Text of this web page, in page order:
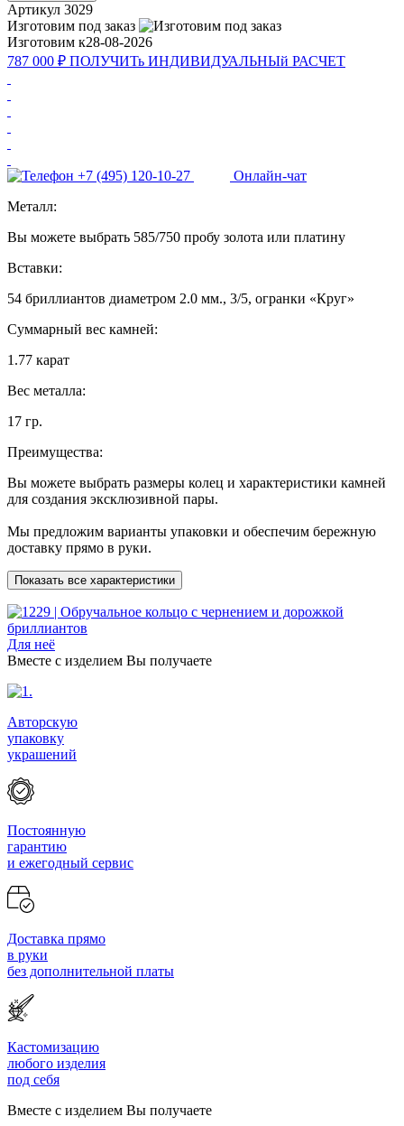
Артикул 3029
Изготовим под заказ
Изготовим к28-08-2026
787 000 ₽ ПОЛУЧИТь ИНДИВИДУАЛЬНЫй РАСЧЕТ
+7 (495) 120-10-27
Онлайн-чат
Металл:
Вы можете выбрать 585/750 пробу золота или платину
Вставки:
54 бриллиантов диаметром 2.0 мм., 3/5, огранки «Круг»
Суммарный вес камней:
1.77 карат
Вес металла:
17 гр.
Преимущества:
Вы можете выбрать размеры колец и характеристики камней
для создания эксклюзивной пары.
Мы предложим варианты упаковки и обеспечим бережную
доставку прямо в руки.
Показать все характеристики
Для неё
Вместе с изделием Вы получаете
Авторскую
упаковку
украшений
Постоянную
гарантию
и ежегодный сервис
Доставка прямо
в руки
без дополнительной платы
Кастомизацию
любого изделия
под себя
Вместе с изделием Вы получаете